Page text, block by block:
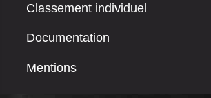
Classement individuel
Documentation
Mentions